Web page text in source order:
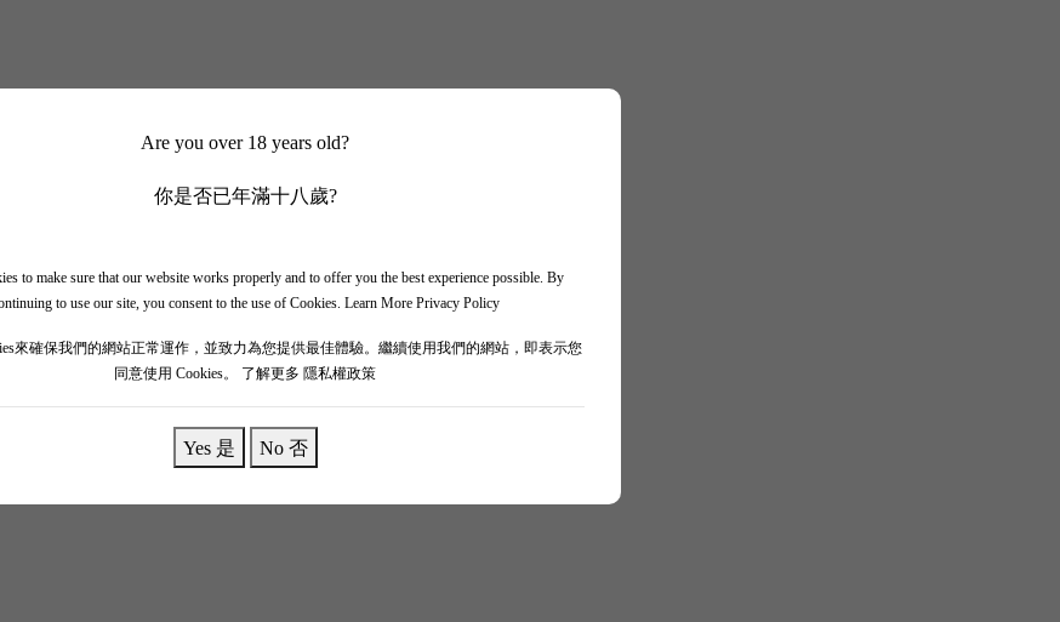
Are you over 18 years old?
你是否已年滿十八歲?
to make sure that our website works properly and to offer you the best experience possible. By
to use our site, you consent to the use of Cookies. Learn More Privacy Policy
來確保我們的網站正常運作，並致力為您提供最佳體驗。繼續使用我們的網站，即表示您
同意使用 Cookies。 了解更多 隱私權政策
Yes 是 No 否